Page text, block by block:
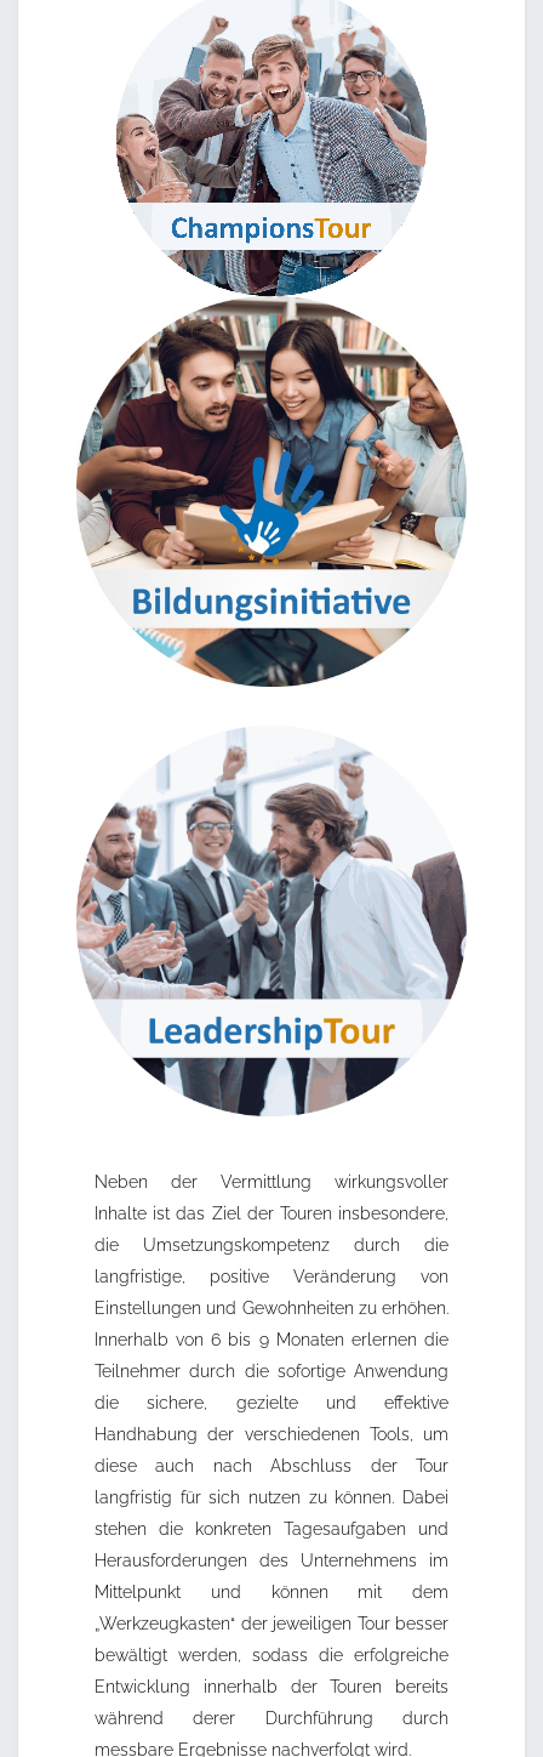
Neben der Vermittlung wirkungsvoller
Inhalte ist das Ziel der Touren insbesondere,
die Umsetzungskompetenz durch die
langfristige, positive Veränderung von
Einstellungen und Gewohnheiten zu erhöhen.
Innerhalb von 6 bis 9 Monaten erlernen die
Teilnehmer durch die sofortige Anwendung
die sichere, gezielte und effektive
Handhabung der verschiedenen Tools, um
diese auch nach Abschluss der Tour
langfristig für sich nutzen zu können. Dabei
stehen die konkreten Tagesaufgaben und
Herausforderungen des Unternehmens im
Mittelpunkt und können mit dem
„Werkzeugkasten“ der jeweiligen Tour besser
bewältigt werden, sodass die erfolgreiche
Entwicklung innerhalb der Touren bereits
während derer Durchführung durch
messbare Ergebnisse nachverfolgt wird.